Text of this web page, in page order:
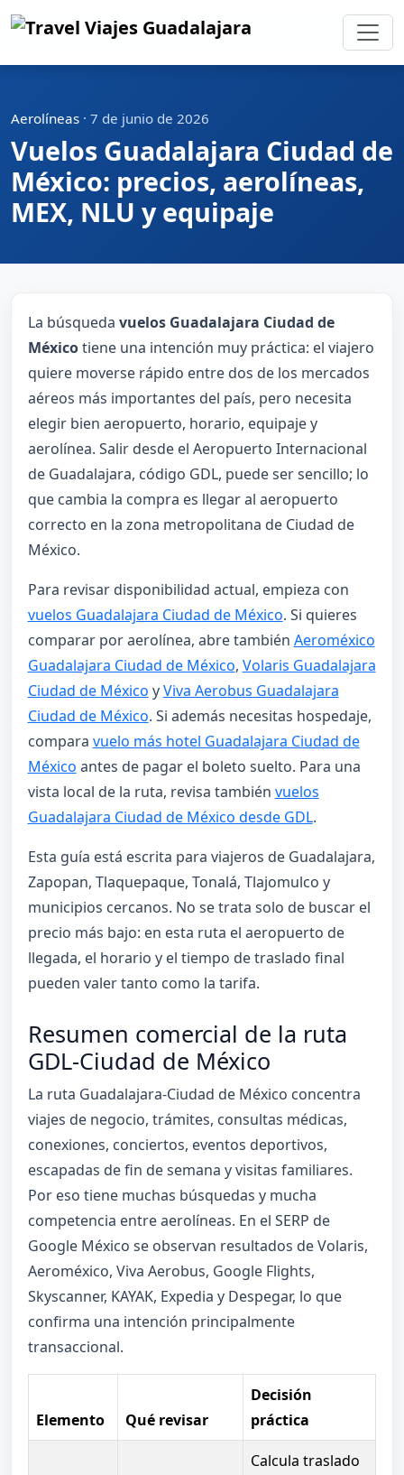
Aerolíneas · 7 de junio de 2026
Vuelos Guadalajara Ciudad de
México: precios, aerolíneas,
MEX, NLU y equipaje
La búsqueda vuelos Guadalajara Ciudad de
Méxicotiene una intención muy práctica: el viajero
quiere moverse rápido entre dos de los mercados
aéreos más importantes del país, pero necesita
elegir bien aeropuerto, horario, equipaje y
aerolínea. Salir desde el Aeropuerto Internacional
de Guadalajara, código GDL, puede ser sencillo; lo
que cambia la compra es llegar al aeropuerto
correcto en la zona metropolitana de Ciudad de
México.
Para revisar disponibilidad actual, empieza con
vuelos Guadalajara Ciudad de México. Si quieres
comparar por aerolínea, abre también Aeroméxico
Guadalajara Ciudad de México, Volaris Guadalajara
Ciudad de México yViva Aerobus Guadalajara
Ciudad de México. Si además necesitas hospedaje,
compara vuelo más hotel Guadalajara Ciudad de
México antes de pagar el boleto suelto. Para una
vista local de la ruta, revisa también vuelos
Guadalajara Ciudad de México desde GDL.
Esta guía está escrita para viajeros de Guadalajara,
Zapopan, Tlaquepaque, Tonalá, Tlajomulco y
municipios cercanos. No se trata solo de buscar el
precio más bajo: en esta ruta el aeropuerto de
llegada, el horario y el tiempo de traslado final
pueden valer tanto como la tarifa.
Resumen comercial de la ruta
GDL-Ciudad de México
La ruta Guadalajara-Ciudad de México concentra
viajes de negocio, trámites, consultas médicas,
conexiones, conciertos, eventos deportivos,
escapadas de fin de semana y visitas familiares.
Por eso tiene muchas búsquedas y mucha
competencia entre aerolíneas. En el SERP de
Google México se observan resultados de Volaris,
Aeroméxico, Viva Aerobus, Google Flights,
Skyscanner, KAYAK, Expedia y Despegar, lo que
confirma una intención principalmente
transaccional.
Elemento Qué revisar
Decisión
práctica
Calcula traslado